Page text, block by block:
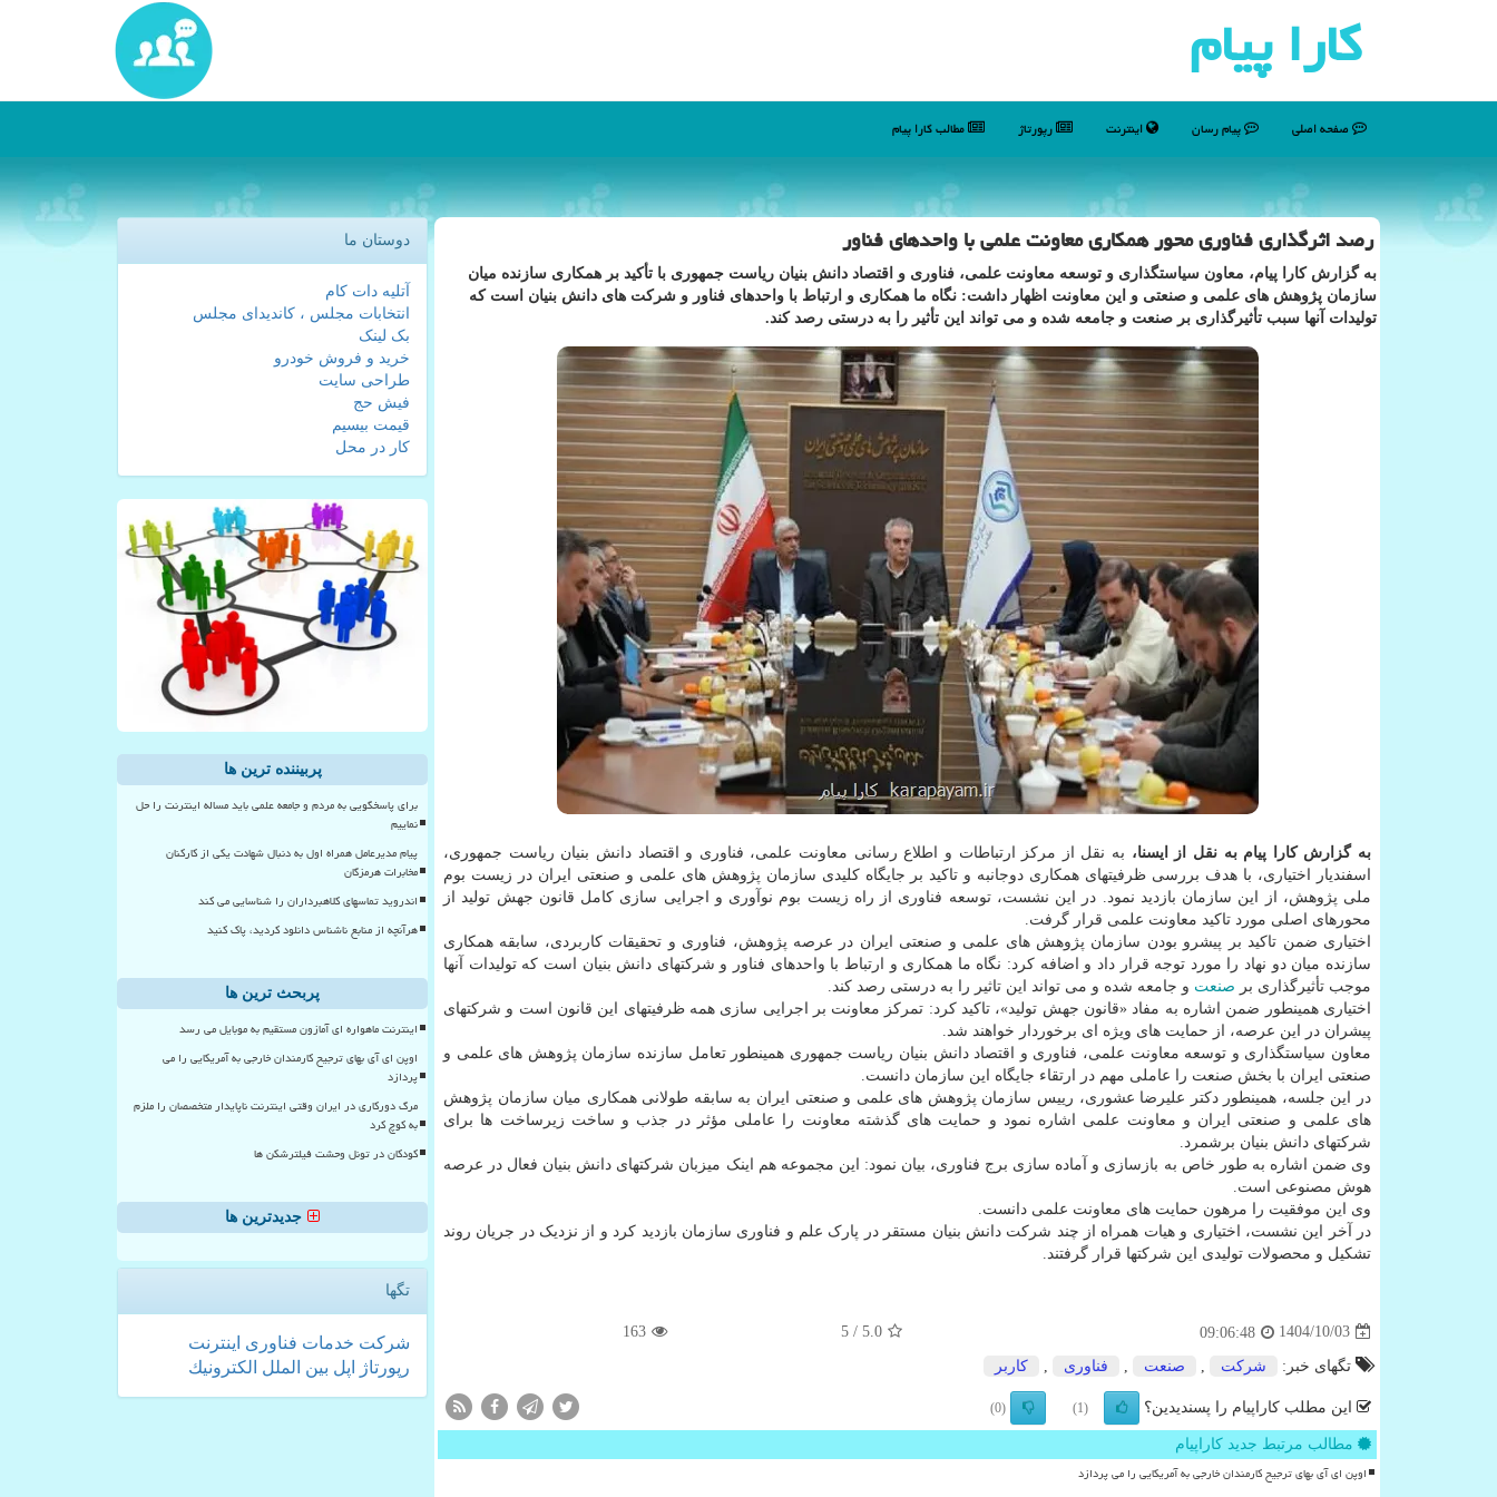
كارا پیام
صفحه اصلی پیام رسان اینترنت رپورتاژ مطالب كارا پیام
رصد اثرگذاری فناوری محور همکاری معاونت علمی با واحدهای فناور
به گزارش کارا پیام، معاون سیاستگذاری و توسعه معاونت علمی، فناوری و اقتصاد دانش بنیان ریاست جمهوری با تأکید بر همکاری سازنده میان
سازمان پژوهش های علمی و صنعتی و این معاونت اظهار داشت: نگاه ما همکاری و ارتباط با واحدهای فناور و شرکت های دانش بنیان است که
تولیدات آنها سبب تأثیرگذاری بر صنعت و جامعه شده و می تواند این تأثیر را به درستی رصد کند.
به گزارش کارا پیام به نقل از ایسنا، به نقل از مرکز ارتباطات و اطلاع رسانی معاونت علمی، فناوری و اقتصاد دانش بنیان ریاست جمهوری،
اسفندیار اختیاری، با هدف بررسی ظرفیتهای همکاری دوجانبه و تاکید بر جایگاه کلیدی سازمان پژوهش های علمی و صنعتی ایران در زیست بوم
ملی پژوهش، از این سازمان بازدید نمود. در این نشست، توسعه فناوری از راه زیست بوم نوآوری و اجرایی سازی کامل قانون جهش تولید از
محورهای اصلی مورد تاکید معاونت علمی قرار گرفت.
اختیاری ضمن تاکید بر پیشرو بودن سازمان پژوهش های علمی و صنعتی ایران در عرصه پژوهش، فناوری و تحقیقات کاربردی، سابقه همکاری
سازنده میان دو نهاد را مورد توجه قرار داد و اضافه کرد: نگاه ما همکاری و ارتباط با واحدهای فناور و شرکتهای دانش بنیان است که تولیدات آنها
موجب تأثیرگذاری بر صنعت و جامعه شده و می تواند این تاثیر را به درستی رصد کند.
اختیاری همینطور ضمن اشاره به مفاد «قانون جهش تولید»، تاکید کرد: تمرکز معاونت بر اجرایی سازی همه ظرفیتهای این قانون است و شرکتهای
پیشران در این عرصه، از حمایت های ویژه ای برخوردار خواهند شد.
معاون سیاستگذاری و توسعه معاونت علمی، فناوری و اقتصاد دانش بنیان ریاست جمهوری همینطور تعامل سازنده سازمان پژوهش های علمی و
صنعتی ایران با بخش صنعت را عاملی مهم در ارتقاء جایگاه این سازمان دانست.
در این جلسه، همینطور دکتر علیرضا عشوری، رییس سازمان پژوهش های علمی و صنعتی ایران به سابقه طولانی همکاری میان سازمان پژوهش
های علمی و صنعتی ایران و معاونت علمی اشاره نمود و حمایت های گذشته معاونت را عاملی مؤثر در جذب و ساخت زیرساخت ها برای
شرکتهای دانش بنیان برشمرد.
وی ضمن اشاره به طور خاص به بازسازی و آماده سازی برج فناوری، بیان نمود: این مجموعه هم اینک میزبان شرکتهای دانش بنیان فعال در عرصه
هوش مصنوعی است.
وی این موفقیت را مرهون حمایت های معاونت علمی دانست.
در آخر این نشست، اختیاری و هیات همراه از چند شرکت دانش بنیان مستقر در پارک علم و فناوری سازمان بازدید کرد و از نزدیک در جریان روند
تشکیل و محصولات تولیدی این شرکتها قرار گرفتند.
1404/10/03
09:06:48
5.0
/ 5
163
تگهای خبر: شركت صنعت فناوری كاربر
این مطلب کاراپیام را پسندیدین؟ (1)
(0)
مطالب مرتبط جدید کاراپیام
اوپن ای آی بهای ترجیح کارمندان خارجی به آمریکایی را می پردازد
دوستان ما
آتلیه دات کام
انتخابات مجلس ، کاندیدای مجلس
بک لینک
خرید و فروش خودرو
طراحی سایت
فیش حج
قیمت بیسیم
کار در محل
پربیننده ترین ها
برای پاسخگویی به مردم و جامعه علمی باید مساله اینترنت را حل
نماییم
پیام مدیرعامل همراه اول به دنبال شهادت یکی از کارکنان
مخابرات هرمزگان
اندروید تماسهای کلاهبرداران را شناسایی می کند
هرآنچه از منابع ناشناس دانلود کردید، پاک کنید
پربحث ترین ها
اینترنت ماهواره ای آمازون مستقیم به موبایل می رسد
اوپن ای آی بهای ترجیح کارمندان خارجی به آمریکایی را می
پردازد
مرگ دورکاری در ایران وقتی اینترنت ناپایدار متخصصان را ملزم
به کوچ کرد
کودکان در تونل وحشت فیلترشکن ها
جدیدترین ها
تگها
شركت خدمات فناوری اینترنت
رپورتاژ
اپل بین الملل الكترونیك